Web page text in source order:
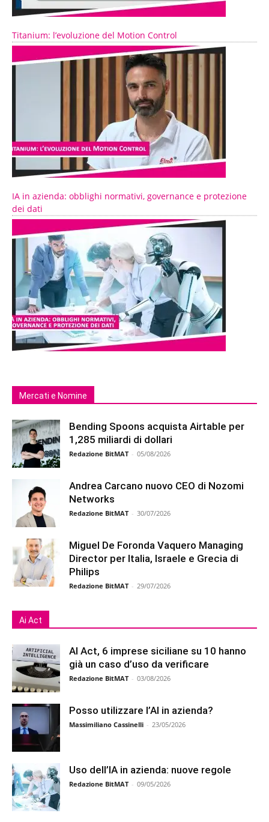
Titanium: l’evoluzione del Motion Control
IA in azienda: obblighi normativi, governance e protezione
dei dati
Mercati e Nomine
Bending Spoons acquista Airtable per
1,285 miliardi di dollari
Redazione BitMAT - 05/08/2026
Andrea Carcano nuovo CEO di Nozomi
Networks
Redazione BitMAT - 30/07/2026
Miguel De Foronda Vaquero Managing
Director per Italia, Israele e Grecia di
Philips
Redazione BitMAT - 29/07/2026
Ai Act
AI Act, 6 imprese siciliane su 10 hanno
già un caso d’uso da verificare
Redazione BitMAT - 03/08/2026
Posso utilizzare l’AI in azienda?
Massimiliano Cassinelli - 23/05/2026
Uso dell’IA in azienda: nuove regole
Redazione BitMAT - 09/05/2026